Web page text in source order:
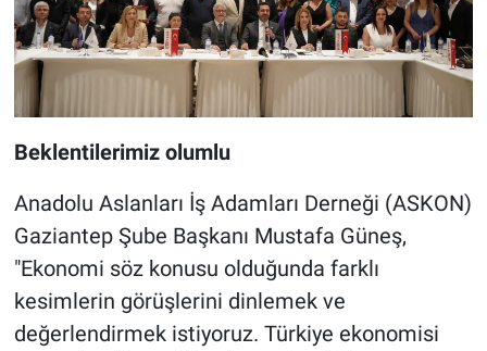
Beklentilerimiz olumlu
Anadolu Aslanları İş Adamları Derneği (ASKON)
Gaziantep Şube Başkanı Mustafa Güneş,
"Ekonomi söz konusu olduğunda farklı
kesimlerin görüşlerini dinlemek ve
değerlendirmek istiyoruz. Türkiye ekonomisi